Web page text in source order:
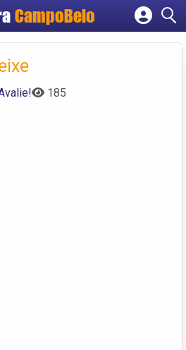
CampoBelo
Cadastrar empresa
Criar conta
185